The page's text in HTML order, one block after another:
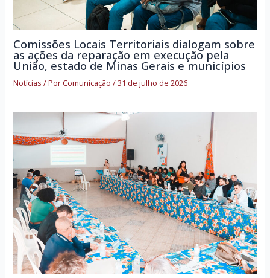
Comissões Locais Territoriais dialogam sobre
as ações da reparação em execução pela
União, estado de Minas Gerais e municípios
Notícias / PorComunicação/31 de julho de 2026